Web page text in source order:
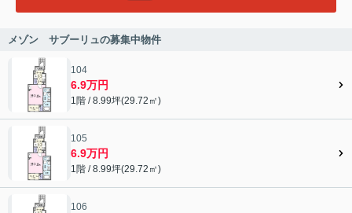
メゾン サブーリュの募集中物件
104
6.9万円
1階 / 8.99坪(29.72㎡)
105
6.9万円
1階 / 8.99坪(29.72㎡)
106